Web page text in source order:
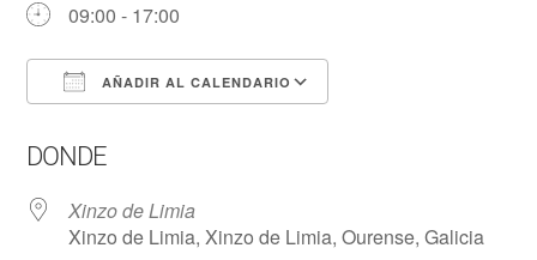
09:00 - 17:00
AÑADIR AL CALENDARIO
DONDE
Xinzo de Limia
Xinzo de Limia, Xinzo de Limia, Ourense, Galicia